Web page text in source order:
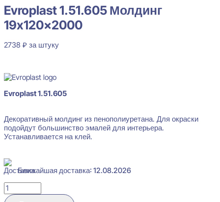
Перейти в избранное Закрыть
Evroplast 1.51.605 Молдинг
19x120x2000
2738 ₽ за штуку
Evroplast 1.51.605
Декоративный молдинг из пенополиуретана. Для окраски
подойдут большинство эмалей для интерьера.
Устанавливается на клей.
Ближайшая доставка: 12.08.2026
Количество
товара